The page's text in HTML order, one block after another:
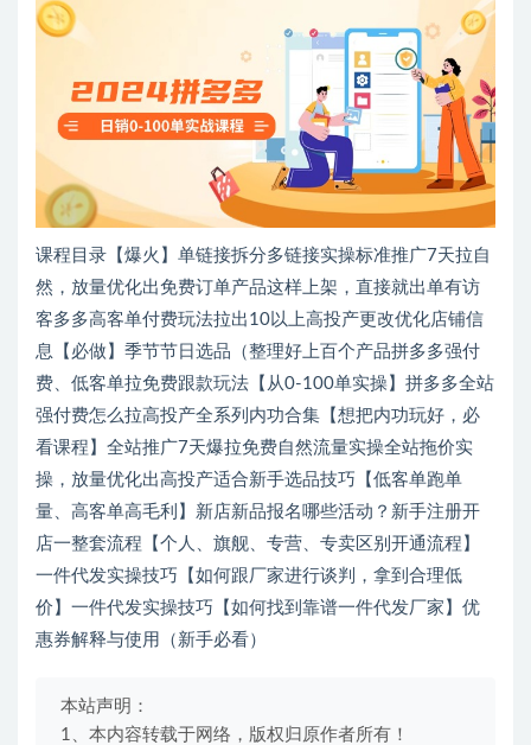
课程目录【爆火】单链接拆分多链接实操标准推广7天拉自
然，放量优化出免费订单产品这样上架，直接就出单有访
客多多高客单付费玩法拉出10以上高投产更改优化店铺信
息【必做】季节节日选品（整理好上百个产品拼多多强付
费、低客单拉免费跟款玩法【从0-100单实操】拼多多全站
强付费怎么拉高投产全系列内功合集【想把内功玩好，必
看课程】全站推广7天爆拉免费自然流量实操全站拖价实
操，放量优化出高投产适合新手选品技巧【低客单跑单
量、高客单高毛利】新店新品报名哪些活动？新手注册开
店一整套流程【个人、旗舰、专营、专卖区别开通流程】
一件代发实操技巧【如何跟厂家进行谈判，拿到合理低
价】一件代发实操技巧【如何找到靠谱一件代发厂家】优
惠券解释与使用（新手必看）
本站声明：
1、本内容转载于网络，版权归原作者所有！